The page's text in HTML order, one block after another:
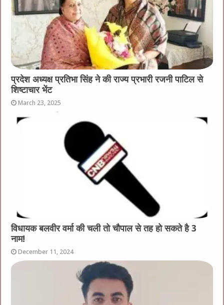
प्रदेश अध्यक्ष प्रतिभा सिंह ने की राज्य प्रभारी रजनी पाटिल से
शिष्टाचार भेंट
March 23, 2025
विधायक बलवीर वर्मा की चली तो चौपाल से तह हो सकते है 3
नाम!
December 11, 2024